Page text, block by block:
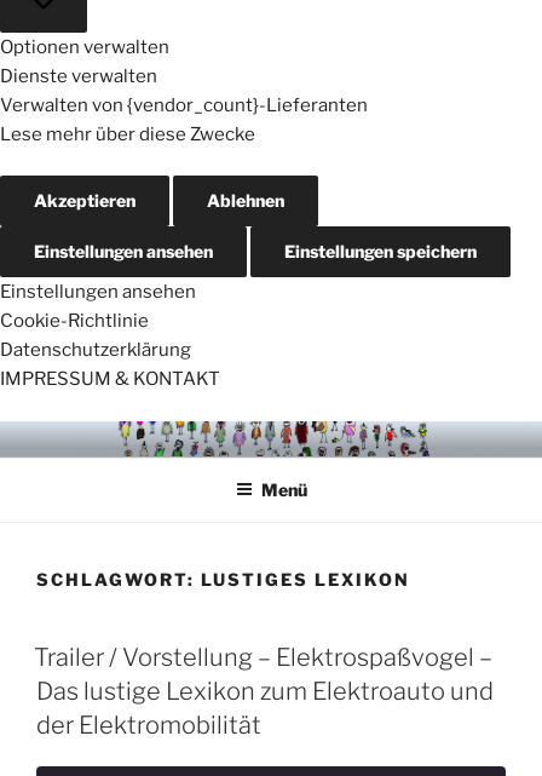
Optionen verwalten
Dienste verwalten
Verwalten von {vendor_count}-Lieferanten
Lese mehr über diese Zwecke
Akzeptieren Ablehnen
Einstellungen ansehen Einstellungen speichern
Einstellungen ansehen
Cookie-Richtlinie
Datenschutzerklärung
IMPRESSUM & KONTAKT
Zum
InhaltVÖGELCARTOONS
Menü
SCHLAGWORT: LUSTIGES LEXIKON
Trailer / Vorstellung – Elektrospaßvogel –
Das lustige Lexikon zum Elektroauto und
der Elektromobilität